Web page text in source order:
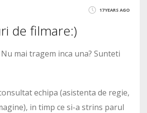
17 YEARS AGO
de filmare:)
mai tragem inca una? Sunteti
echipa (asistenta de regie,
in timp ce si-a strins parul